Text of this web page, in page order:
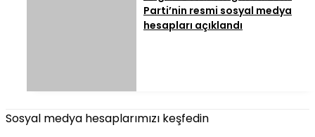
Parti’nin resmi sosyal medya
hesapları açıklandı
Sosyal medya hesaplarımızı keşfedin